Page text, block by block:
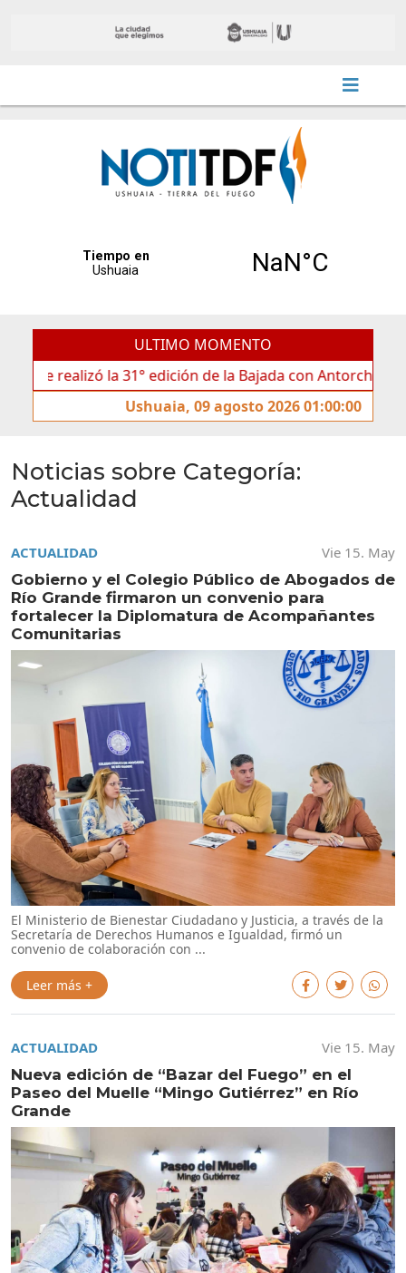
ULTIMO MOMENTO
edición de la Bajada con Antorchas en el Cerro Martial
Ushuaia, 09 agosto 2026 01:00:00
Noticias sobre Categoría:
Actualidad
ACTUALIDAD
Vie 15. May
Gobierno y el Colegio Público de Abogados de
Río Grande firmaron un convenio para
fortalecer la Diplomatura de Acompañantes
Comunitarias
El Ministerio de Bienestar Ciudadano y Justicia, a través de la
Secretaría de Derechos Humanos e Igualdad, firmó un
convenio de colaboración con ...
Leer más +
ACTUALIDAD
Vie 15. May
Nueva edición de “Bazar del Fuego” en el
Paseo del Muelle “Mingo Gutiérrez” en Río
Grande